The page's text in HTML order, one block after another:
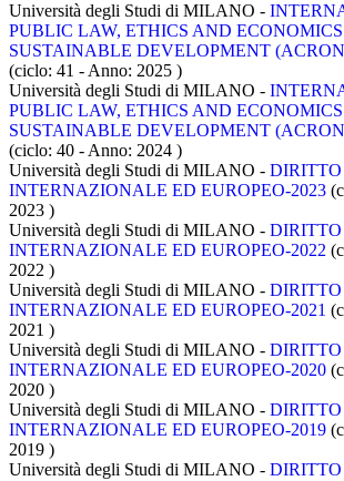
Università degli Studi di MILANO -
PUBLIC LAW, ETHICS AND ECONOMICS
SUSTAINABLE DEVELOPMENT
(ciclo: 41 - Anno: 2025 )
Università degli Studi di MILANO -
PUBLIC LAW, ETHICS AND ECONOMICS
SUSTAINABLE DEVELOPMENT
(ciclo: 40 - Anno: 2024 )
Università degli Studi di MILANO -
INTERNAZIONALE ED EUROPEO-2023
2023 )
Università degli Studi di MILANO -
INTERNAZIONALE ED EUROPEO-2022
2022 )
Università degli Studi di MILANO -
INTERNAZIONALE ED EUROPEO-2021
2021 )
Università degli Studi di MILANO -
INTERNAZIONALE ED EUROPEO-2020
2020 )
Università degli Studi di MILANO -
INTERNAZIONALE ED EUROPEO-2019
2019 )
Università degli Studi di MILANO -